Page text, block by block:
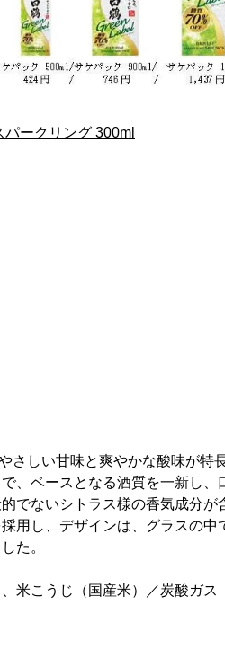
クリング 300ml
しい甘味と爽やかな酸味が特
、ベースとなる酒質を一新し
でないシトラス様の香気成分
用し、デザインは、グラスの
た。
こうじ（国産米）／炭酸ガス